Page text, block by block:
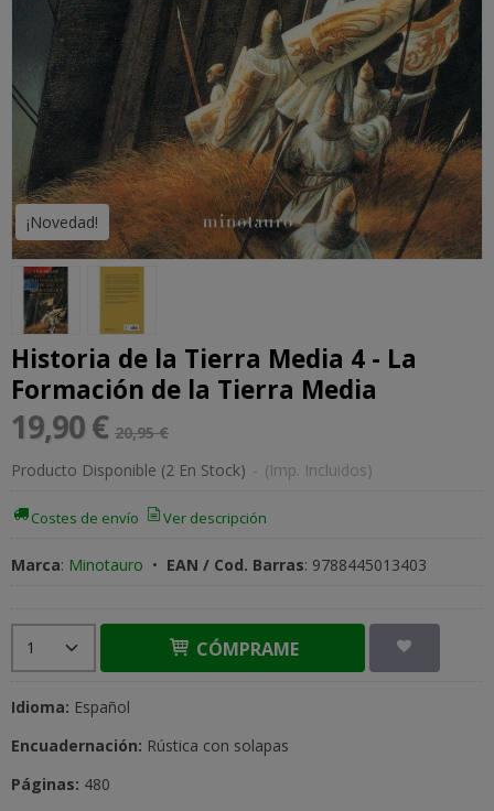
¡Novedad!
Historia de la Tierra Media 4 - La
Formación de la Tierra Media
19,90 € 20,95 €
Producto Disponible (2 En Stock) - (Imp. Incluidos)
Costes de envío Ver descripción
Marca: Minotauro • EAN / Cod. Barras: 9788445013403
CÓMPRAME
Idioma: Español
Encuadernación: Rústica con solapas
Páginas: 480